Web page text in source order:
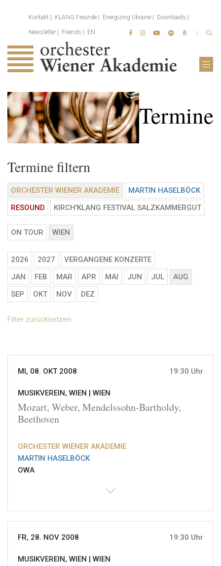
Kontakt KLANG Freunde Energizing Ukraine Downloads
Newsletter Friends EN
Termine
Termine filtern
ORCHESTER WIENER AKADEMIE
MARTIN HASELBÖCK
RESOUND
KIRCH'KLANG FESTIVAL SALZKAMMERGUT
ON TOUR WIEN
2026 2027
VERGANGENE KONZERTE
JAN
FEB MAR APR MAI JUN JUL
AUG
SEP
OKT NOV DEZ
Filter zurücksetzen
MI, 08. OKT 2008 19:30 Uhr
MUSIKVEREIN, WIEN | WIEN
Mozart, Weber, Mendelssohn-Bartholdy,
Beethoven
ORCHESTER WIENER AKADEMIE
MARTIN HASELBÖCK
OWA
FR, 28. NOV 2008 19:30 Uhr
MUSIKVEREIN, WIEN | WIEN